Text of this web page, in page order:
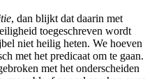
, dan blijkt dat daarin met
toegeschreven wordt
niet heilig heten. We hoeven
met het predicaat om te gaan.
met het onderscheiden